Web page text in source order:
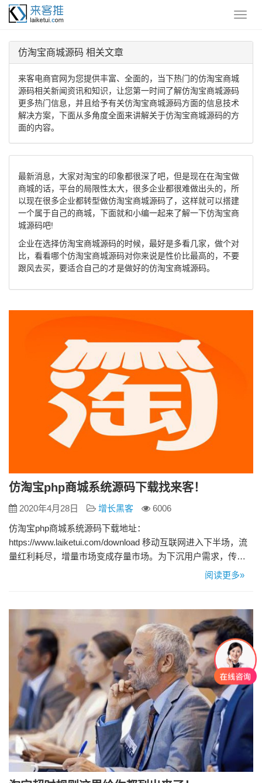
仿淘宝商城源码 相关文章
来客电商官网为您提供丰富、全面的，当下热门的仿淘宝商城
源码相关新闻资讯和知识，让您第一时间了解仿淘宝商城源码
更多热门信息，并且给予有关仿淘宝商城源码方面的信息技术
解决方案，下面从多角度全面来讲解关于仿淘宝商城源码的方
面的内容。
最新消息，大家对淘宝的印象都很深了吧，但是现在在淘宝做
商城的话，平台的局限性太大，很多企业都很难做出头的，所
以现在很多企业都转型做仿淘宝商城源码了，这样就可以搭建
一个属于自己的商城，下面就和小编一起来了解一下仿淘宝商
城源码吧!
企业在选择仿淘宝商城源码的时候，最好是多看几家，做个对
比，看看哪个仿淘宝商城源码对你来说是性价比最高的，不要
跟风去买，要适合自己的才是做好的仿淘宝商城源码。
仿淘宝php商城系统源码下载找来客！
2020年4月28日 增长黑客
6006
仿淘宝php商城系统源码下载地址：
https://www.laiketui.com/download 移动互联网进入下半场，流
量红利耗尽，增量市场变成存量市场。为下沉用户需求，传统
中高端商户，需要搭建类似京东、天猫这样的B2B2C电商平台
行下载源码！ 1、仿淘宝商城源码建设商城方便快捷 传统…
阅读更多»